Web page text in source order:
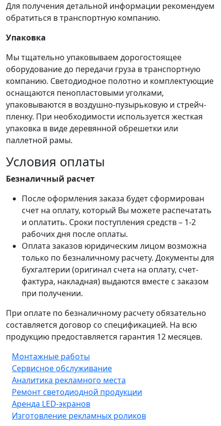
Для получения детальной информации рекомендуем
обратиться в транспортную компанию.
Упаковка
Мы тщательно упаковываем дорогостоящее
оборудование до передачи груза в транспортную
компанию. Светодиодное полотно и комплектующие
оснащаются пенопластовыми уголками,
упаковываются в воздушно-пузырьковую и стрейч-
пленку. При необходимости используется жесткая
упаковка в виде деревянной обрешетки или
паллетной рамы.
Условия оплаты
Безналичный расчет
После оформления заказа будет сформирован
счет на оплату, который Вы можете распечатать
и оплатить. Сроки поступления средств – 1-2
рабочих дня после оплаты.
Оплата заказов юридическим лицом возможна
только по безналичному расчету. Документы для
бухгалтерии (оригинал счета на оплату, счет-
фактура, накладная) выдаются вместе с заказом
при получении.
При оплате по безналичному расчету обязательно
составляется договор со спецификацией. На всю
продукцию предоставляется гарантия 12 месяцев.
Монтажные работы
Сервисное обслуживание
Аналитика рекламного места
Ремонт светодиодной продукции
Аренда LED-экранов
Изготовление рекламных роликов